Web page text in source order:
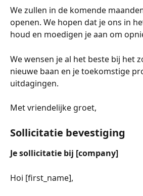
We zullen in de komende
openen. We hopen dat je ons in
houd en moedigen je aan om
We wensen je al het beste bij het
nieuwe baan en je toekomstige
uitdagingen.
Met vriendelijke groet,
Sollicitatie bevestiging
Je sollicitatie bij [company]
Hoi [first_name],